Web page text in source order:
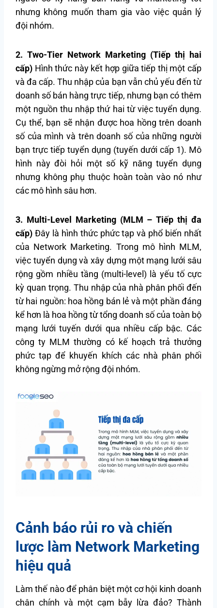
nhưng không muốn tham gia vào việc quản lý
đội nhóm.
2. Two-Tier Network Marketing (Tiếp thị hai
cấp) Hình thức này kết hợp giữa tiếp thị một cấp
và đa cấp. Thu nhập của bạn vẫn chủ yếu đến từ
doanh số bán hàng trực tiếp, nhưng bạn có thêm
một nguồn thu nhập thứ hai từ việc tuyển dụng.
Cụ thể, bạn sẽ nhận được hoa hồng trên doanh
số của mình và trên doanh số của những người
bạn trực tiếp tuyển dụng (tuyến dưới cấp 1). Mô
hình này đòi hỏi một số kỹ năng tuyển dụng
nhưng không phụ thuộc hoàn toàn vào nó như
các mô hình sâu hơn.
3. Multi-Level Marketing (MLM – Tiếp thị đa
cấp) Đây là hình thức phức tạp và phổ biến nhất
của Network Marketing. Trong mô hình MLM,
việc tuyển dụng và xây dựng một mạng lưới sâu
rộng gồm nhiều tầng (multi-level) là yếu tố cực
kỳ quan trọng. Thu nhập của nhà phân phối đến
từ hai nguồn: hoa hồng bán lẻ và một phần đáng
kể hơn là hoa hồng từ tổng doanh số của toàn bộ
mạng lưới tuyến dưới qua nhiều cấp bậc. Các
công ty MLM thường có kế hoạch trả thưởng
phức tạp để khuyến khích các nhà phân phối
không ngừng mở rộng đội nhóm.
Cảnh báo rủi ro và chiến
lược làm Network Marketing
hiệu quả
Làm thế nào để phân biệt một cơ hội kinh doanh
chân chính và một cạm bẫy lừa đảo? Thành